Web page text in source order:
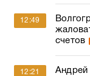
12:49
счетов
12:21
Андрей